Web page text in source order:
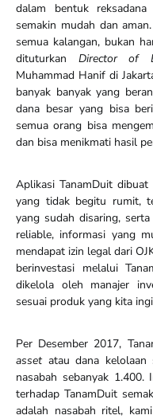
dalam bentuk
semakin mudah dan
semua kalangan, bukan
dituturkan Director of
Muhammad Hanif di
banyak banyak yang
dana besar yang bisa
semua orang bisa
dan bisa menikmati hasil
Aplikasi TanamDuit dibuat
yang tidak begitu rumit,
yang sudah disaring,
reliable, informasi yang
mendapat izin legal dari
berinvestasi melalui
dikelola oleh manajer
sesuai produk yang kita
Per Desember 2017,
assetatau dana kelolaan
nasabah sebanyak 1.400.
terhadap TanamDuit
adalah nasabah ritel,